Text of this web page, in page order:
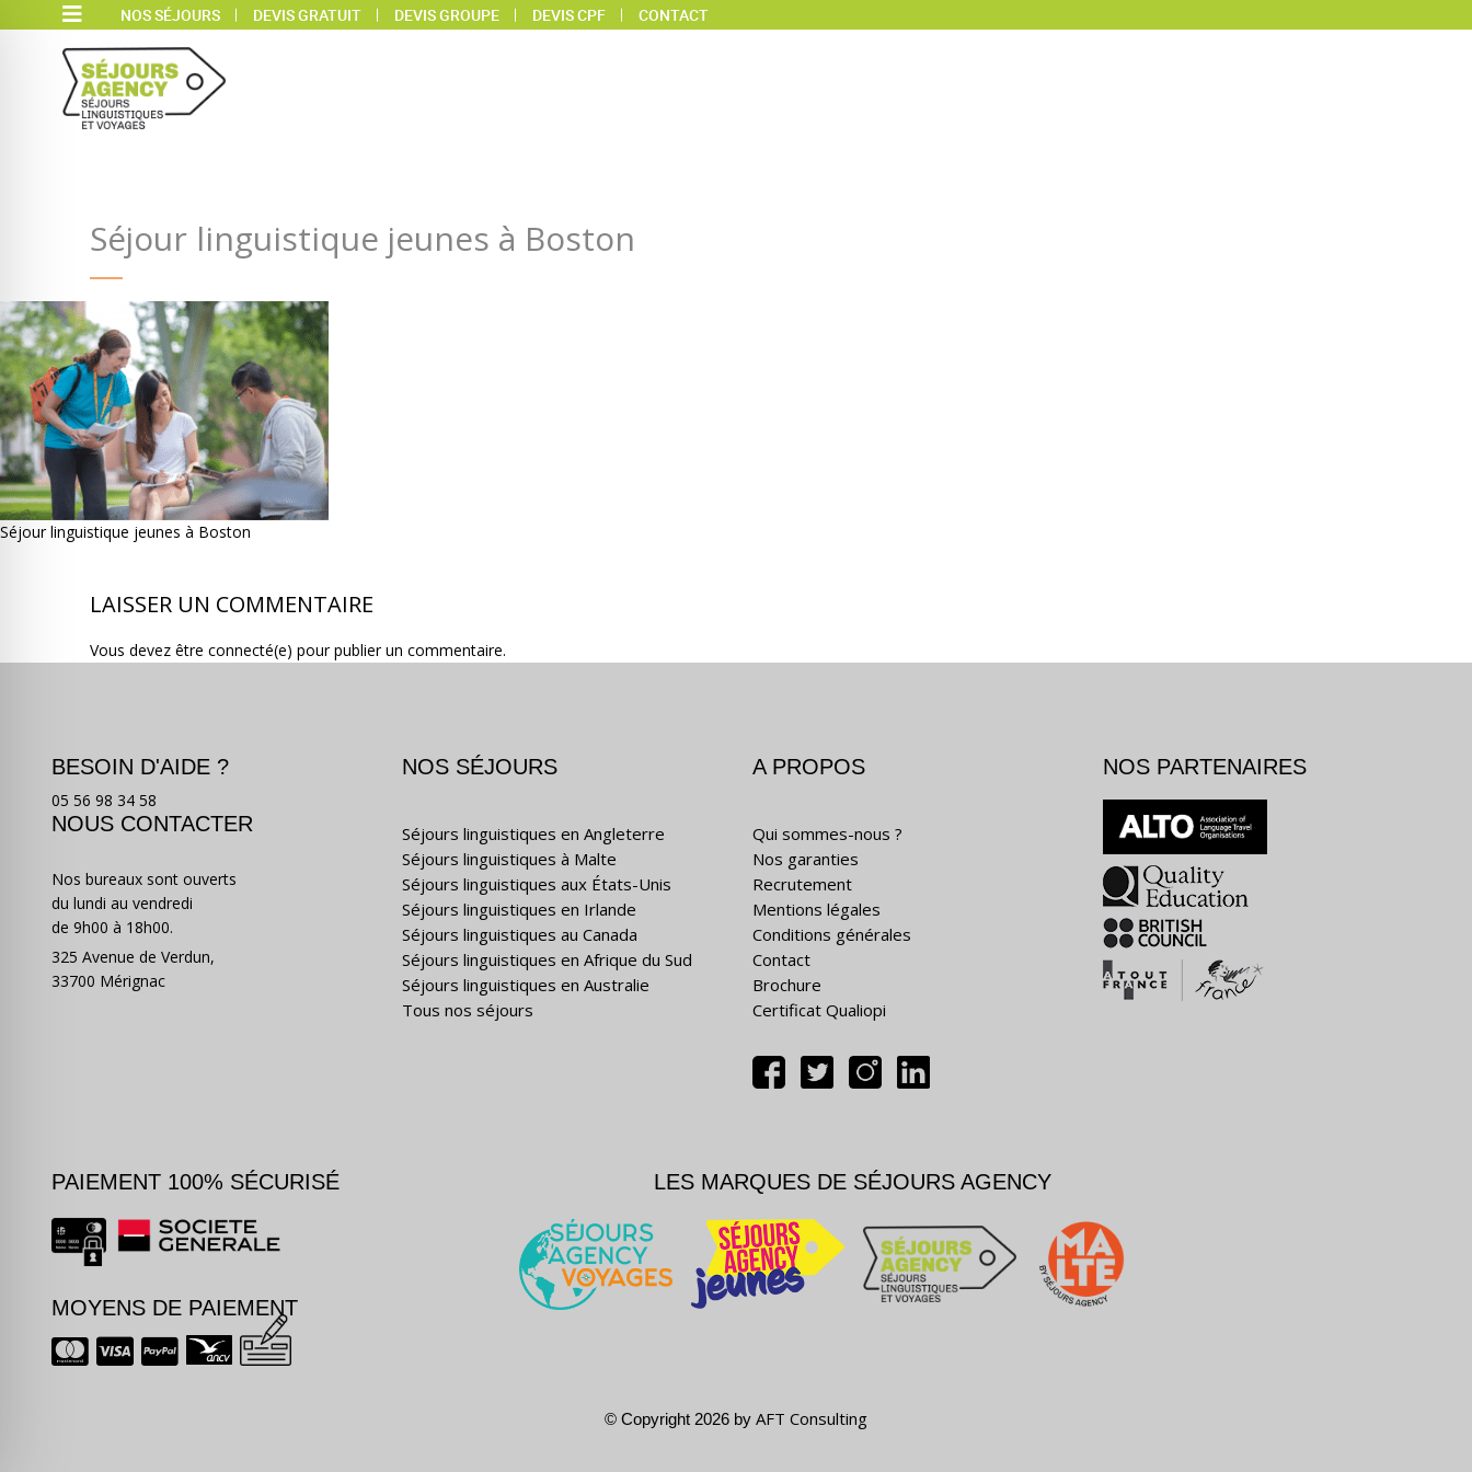
NOS SÉJOURS DEVIS GRATUIT DEVIS GROUPE DEVIS CPF CONTACT
Séjour linguistique jeunes à Boston
Séjour linguistique jeunes à Boston
LAISSER UN COMMENTAIRE
Vous devez être connecté(e) pour publier un commentaire.
BESOIN D'AIDE ?
05 56 98 34 58
NOUS CONTACTER
Nos bureaux sont ouverts
du lundi au vendredi
de 9h00 à 18h00.
325 Avenue de Verdun,
33700 Mérignac
NOS SÉJOURS
Séjours linguistiques en Angleterre
Séjours linguistiques à Malte
Séjours linguistiques aux États-Unis
Séjours linguistiques en Irlande
Séjours linguistiques au Canada
Séjours linguistiques en Afrique du Sud
Séjours linguistiques en Australie
Tous nos séjours
A PROPOS
Qui sommes-nous ?
Nos garanties
Recrutement
Mentions légales
Conditions générales
Contact
Brochure
Certificat Qualiopi
NOS PARTENAIRES
PAIEMENT 100% SÉCURISÉ
MOYENS DE PAIEMENT
LES MARQUES DE SÉJOURS AGENCY
© Copyright 2026 by AFT Consulting